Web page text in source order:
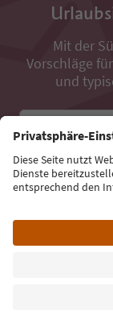
Mit der
Vorschläge
und
E-Mail Adresse